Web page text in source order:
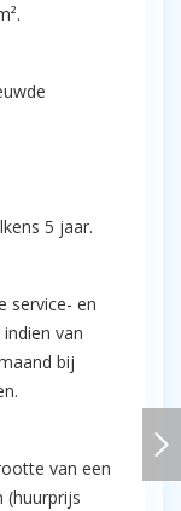
5 jaar.
service- en
van
bij
van een
(huurprijs